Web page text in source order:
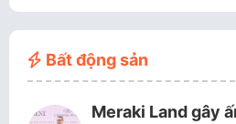
Bất động sản
Meraki Land gây